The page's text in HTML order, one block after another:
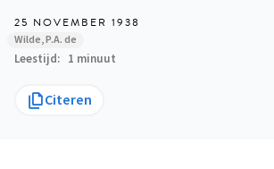
25 NOVEMBER 1938
Wilde, P.A. de
Leestijd 1 minuut
Citeren